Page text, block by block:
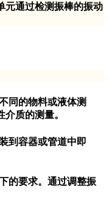
元通过检测振棒的振动
同的物料或液体测
质的测量。
到容器或管道中即
的要求。通过调整振